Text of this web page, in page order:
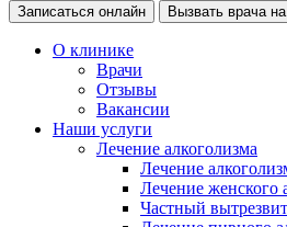
Записаться онлайн
Вызвать врача
О клинике
Врачи
Отзывы
Вакансии
Наши услуги
Лечение алкоголизма
Лечение
Лечение женского
Частный